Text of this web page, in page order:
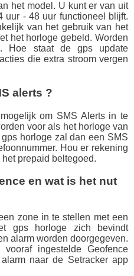
het model. U kunt er van uit
uur - 48 uur functioneel blijft.
van het gebruik van het
het horloge gebeld. Worden
Hoe staat de gps update
die extra stroom vergen
alerts ?
om SMS Alerts in te
voor als het horloge van
horloge zal dan een SMS
Hou er rekening
prepaid beltegoed.
en wat is het nut
zone in te stellen met een
gps horloge zich bevindt
alarm worden doorgegeven.
ingestelde Geofence
naar de Setracker app